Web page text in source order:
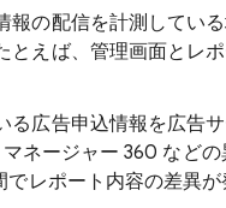
の配信を計測してい
とえば、管理画面とレ
る広告申込情報を広告
ネージャー 360 など
レポート内容の差異